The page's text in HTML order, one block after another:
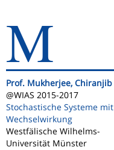
M
Prof. Mukherjee, Chiranjib
@WIAS 2015-2017
Stochastische Systeme mit
Wechselwirkung
Westfälische Wilhelms-
Universität Münster